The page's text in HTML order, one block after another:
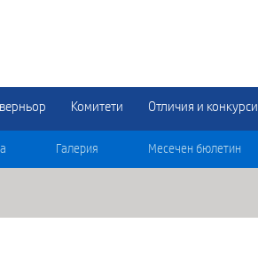
Комитети Отличия и конкурси
Галерия Месечен бюлетин